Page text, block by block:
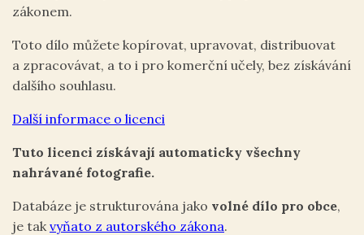
zákonem.
Toto dílo můžete kopírovat, upravovat, distribuovat
a zpracovávat, a to i pro komerční učely, bez získávání
dalšího souhlasu.
Další informace o licenci
Tuto licenci získávají automaticky všechny
nahrávané fotografie.
Databáze je strukturována jako volné dílo pro obce,
je tak vyňato z autorského zákona.